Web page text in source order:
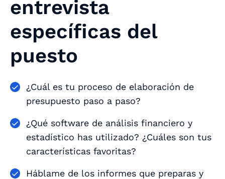
entrevista
específicas del
puesto
¿Cuál es tu proceso de elaboración de
presupuesto paso a paso?
¿Qué software de análisis financiero y
estadístico has utilizado? ¿Cuáles son tus
características favoritas?
Háblame de los informes que preparas y